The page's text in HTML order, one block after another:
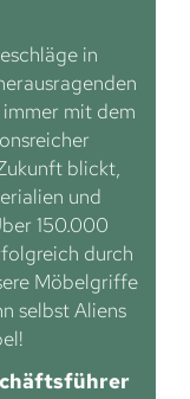
in
immer mit dem
blickt,
und
150.000
durch
Möbelgriffe
selbst Aliens